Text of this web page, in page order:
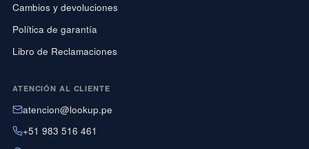
Cambios y devoluciones
Política de garantía
Libro de Reclamaciones
ATENCIÓN AL CLIENTE
atencion@lookup.pe
+51 983 516 461